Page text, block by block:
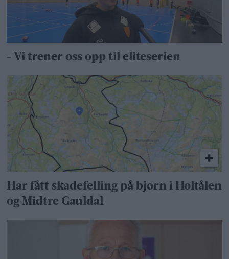
- Vi trener oss opp til eliteserien
Har fått skadefelling på bjørn i Holtålen
og Midtre Gauldal